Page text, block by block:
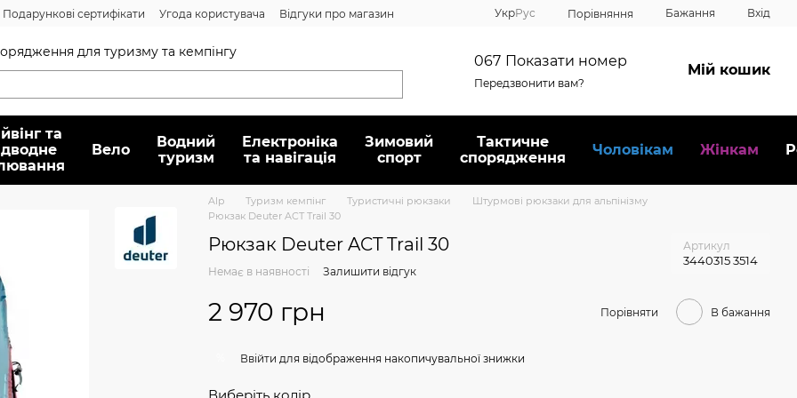
Подарункові сертифікати Угода користувача
Відгуки про магазин
УкрРус Порівняння Бажання Вхід
для туризму та кемпінгу
067 Показати номер
Передзвонити вам?
Мій кошик
та
Вело
Водний
туризм
Електроніка
та навігація
Зимовий
спорт
Тактичне
спорядження
Чоловікам Жінкам
Alp Туризм кемпінг Туристичні рюкзаки
Штурмові рюкзаки для альпінізму
Рюкзак Deuter ACT Trail 30
Рюкзак Deuter ACT Trail 30 Артикул
3440315 3514
Немає в наявності Залишити відгук
2 970 грн Порівняти В бажання
Ввійти для відображення накопичувальної знижки